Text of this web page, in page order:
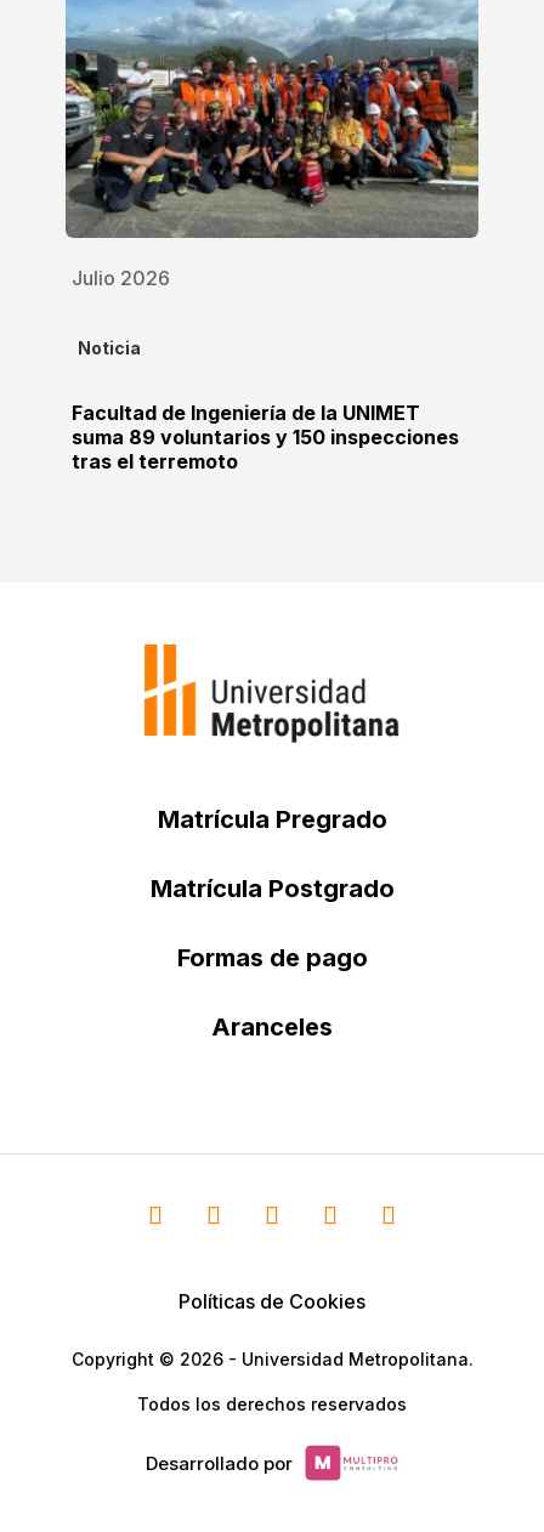
Julio 2026
Noticia
Facultad de Ingeniería de la UNIMET
suma 89 voluntarios y 150 inspecciones
tras el terremoto
Matrícula Pregrado
Matrícula Postgrado
Formas de pago
Aranceles
Políticas de Cookies
Copyright © 2026 - Universidad Metropolitana.
Todos los derechos reservados
Desarrollado por